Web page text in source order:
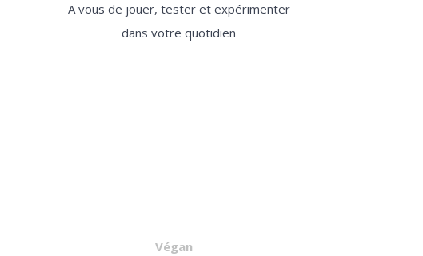
A vous de jouer, tester et expérimenter
dans votre quotidien
Végan